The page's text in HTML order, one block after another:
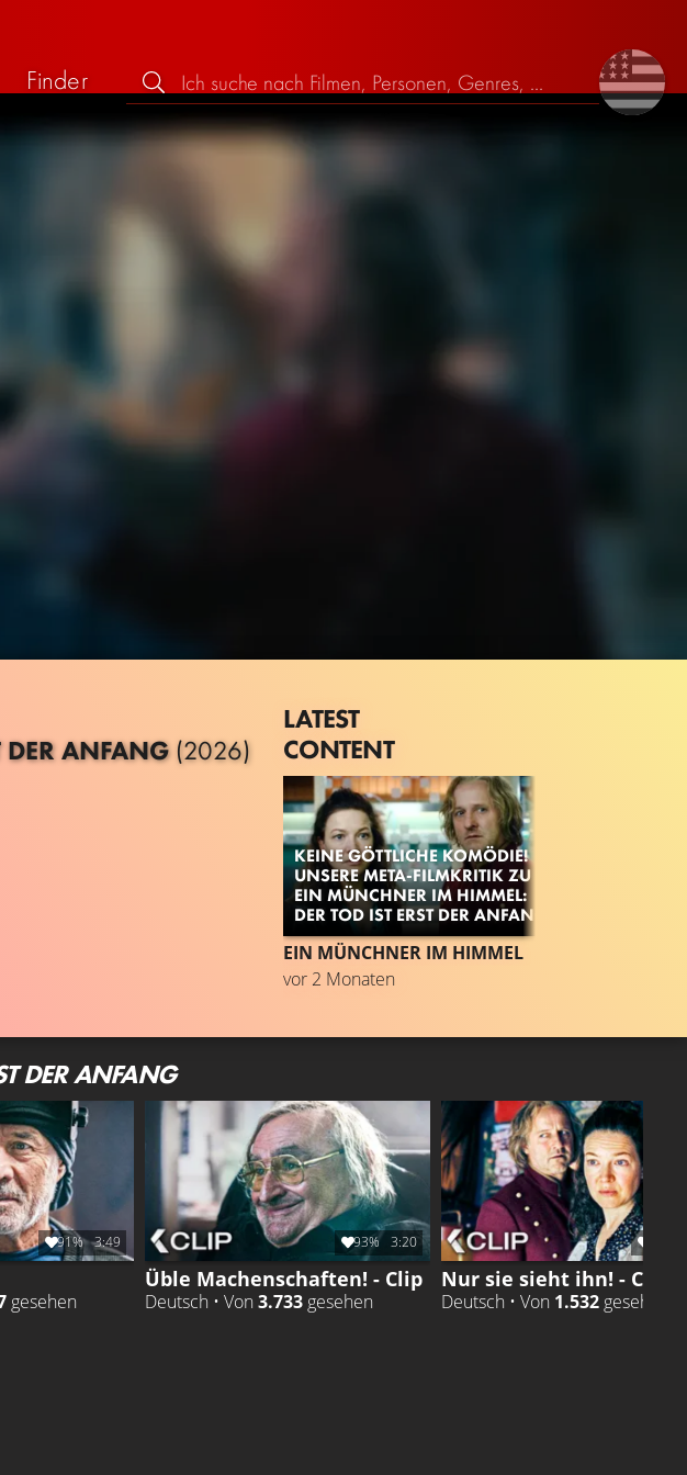
Finder
DER ANFANG(2026)
LATEST
CONTENT
KEINE GÖTTLICHE KOMÖDIE!
UNSERE META-FILMKRITIK ZU
EIN MÜNCHNER IM HIMMEL:
DER TOD IST ERST DER ANFANG
EIN MÜNCHNER IM HIMMEL
vor 2 Monaten
DER ANFANG
91% 3:49
gesehen
93% 3:20
Üble Machenschaften! - Clip
Deutsch • Von 3.733 gesehen
Nur sie sieht ihn! - Clip
Deutsch • Von 1.532 gesehen